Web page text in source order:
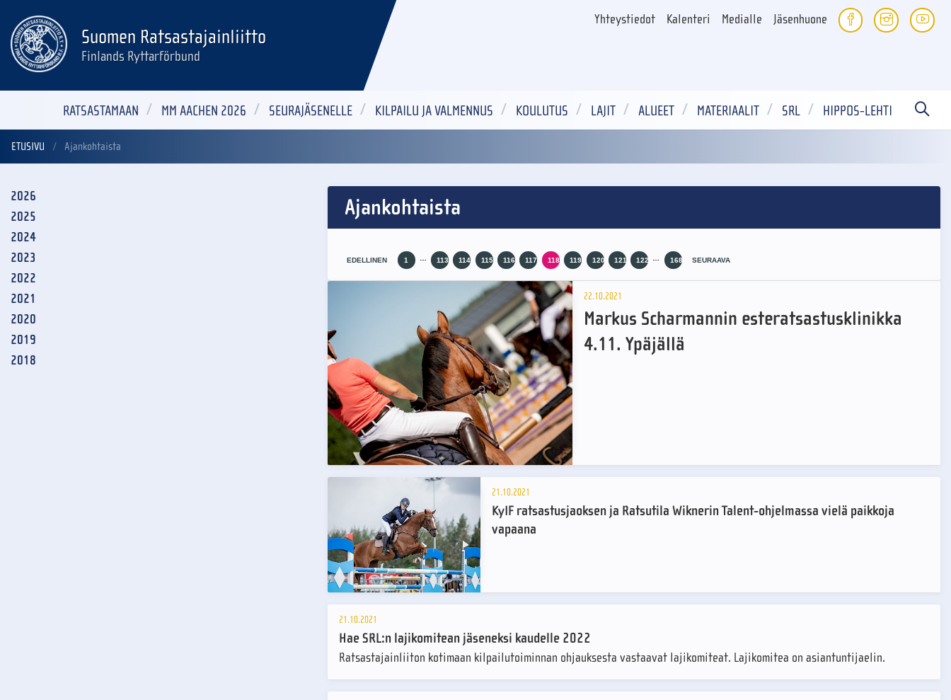
Yhteystiedot Kalenteri Medialle Jäsenhuone
Suomen Ratsastajainliitto
Finlands Ryttarförbund
RATSASTAMAAN MM AACHEN 2026 SEURAJÄSENELLE KILPAILU JA VALMENNUS KOULUTUS LAJIT ALUEET MATERIAALIT SRL HIPPOS-LEHTI
ETUSIVU Ajankohtaista
Ajankohtaista
EDELLINEN 1 … 113 114 115 116 117 118 119 120 121 122 … 168 SEURAAVA
22.10.2021
Markus Scharmannin esteratsastusklinikka
4.11. Ypäjällä
21.10.2021
KyIF ratsastusjaoksen ja Ratsutila Wiknerin Talent-ohjelmassa vielä paikkoja
vapaana
21.10.2021
Hae SRL:n lajikomitean jäseneksi kaudelle 2022
Ratsastajainliiton kotimaan kilpailutoiminnan ohjauksesta vastaavat lajikomiteat. Lajikomitea on asiantuntijaelin.
2026
2025
2024
2023
2022
2021
2020
2019
2018